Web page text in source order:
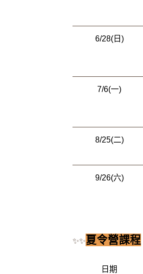
6/28(日)
7/6(一)
8/25(二)
9/26(六)
✨✨夏令營課程
日期